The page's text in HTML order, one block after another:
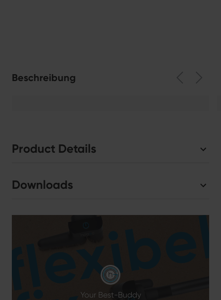
Beschreibung
Product Details
Downloads
Your Best-Buddy